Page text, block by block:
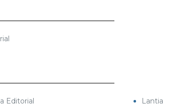
Editorial Lantia